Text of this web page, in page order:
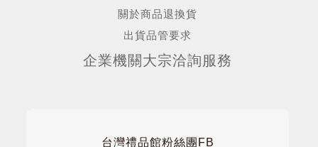
關於商品退換貨
出貨品管要求
企業機關大宗洽詢服務
台灣禮品館粉絲團FB